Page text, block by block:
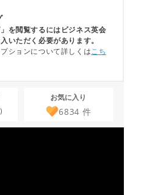
」を閲覧するにはビジネス英会
いただく必要があります。
ションについて詳しくはこち
お気に入り
6834 件